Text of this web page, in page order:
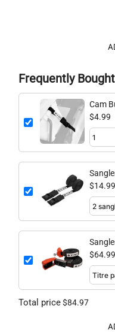
Frequently
Cam
$4.99
$14.99
$64.99
Total price$84.97